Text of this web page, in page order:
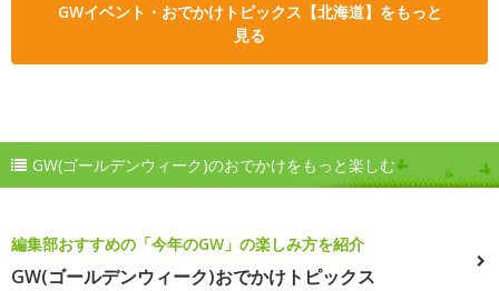
GWイベント・おでかけトピックス【北海道】をもっと
見る
GW(ゴールデンウィーク)のおでかけをもっと楽しむ
編集部おすすめの「今年のGW」の楽しみ方を紹介
GW(ゴールデンウィーク)おでかけトピックス